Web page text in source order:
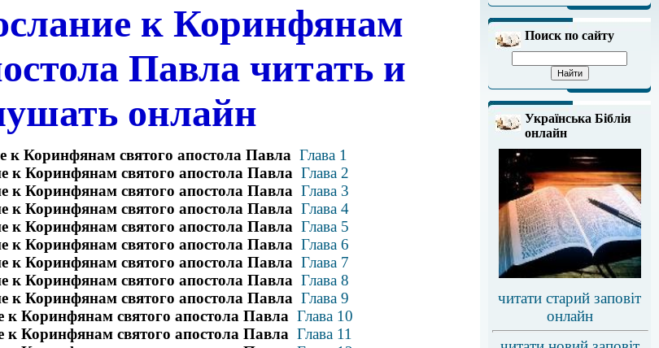
к Коринфянам
Павла читать и
онлайн
к Коринфянам святого апостола Павла Глава 1
к Коринфянам святого апостола Павла Глава 2
к Коринфянам святого апостола Павла Глава 3
к Коринфянам святого апостола Павла Глава 4
к Коринфянам святого апостола Павла Глава 5
к Коринфянам святого апостола Павла Глава 6
к Коринфянам святого апостола Павла Глава 7
к Коринфянам святого апостола Павла Глава 8
к Коринфянам святого апостола Павла Глава 9
к Коринфянам святого апостола Павла Глава 10
к Коринфянам святого апостола Павла Глава 11
Поиск по сайту
Українська Біблія
онлайн
читати старий заповіт
онлайн